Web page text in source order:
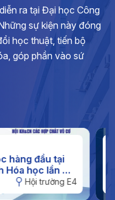
luận về bảo vệ
thứ 6, năm 2026
TP.HCM
góp hình ảnh, tư
70 năm Ngày
với sinh viên năm
ra tại Đại học Công
sự kiện này đóng
học thuật, tiến bộ
góp phần vào sứ
hàng đầu tại
Hóa học lần XI
Hội trường E4